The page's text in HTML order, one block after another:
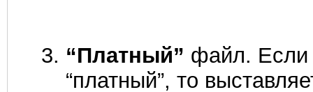
“Платный” файл. Если
“платный”, то